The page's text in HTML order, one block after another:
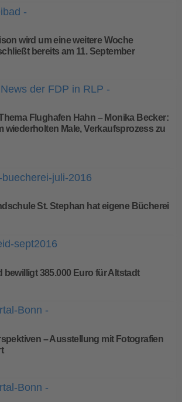
wird um eine weitere Woche
schließt bereits am 11. September
Flughafen Hahn – Monika Becker:
wiederholten Male, Verkaufsprozess zu
St. Stephan hat eigene Bücherei
bewilligt 385.000 Euro für Altstadt
– Ausstellung mit Fotografien